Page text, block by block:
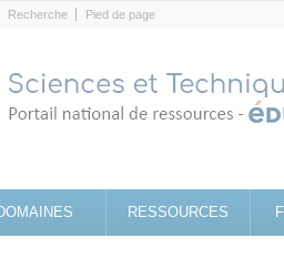
Recherche Pied de page
RESSOURCES